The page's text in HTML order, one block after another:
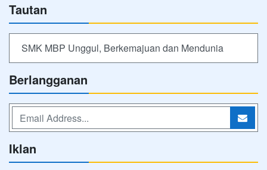
Tautan
SMK MBP Unggul, Berkemajuan dan Mendunia
Berlangganan
Iklan